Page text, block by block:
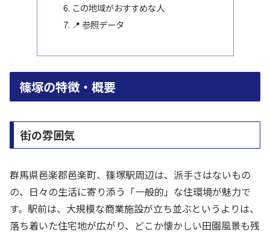
この地域がおすすめな人
📍 参照データ
篠塚の特徴・概要
街の雰囲気
群馬県邑楽郡邑楽町、篠塚駅周辺は、派手さはないもの
の、日々の生活に寄り添う「一般的」な住環境が魅力で
す。駅前は、大規模な商業施設が立ち並ぶというよりは、
落ち着いた住宅地が広がり、どこか懐かしい田園風景も残